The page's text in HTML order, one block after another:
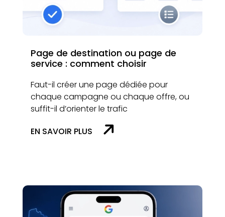
Page de destination ou page de
service : comment choisir
Faut-il créer une page dédiée pour
chaque campagne ou chaque offre, ou
suffit-il d’orienter le trafic
EN SAVOIR PLUS